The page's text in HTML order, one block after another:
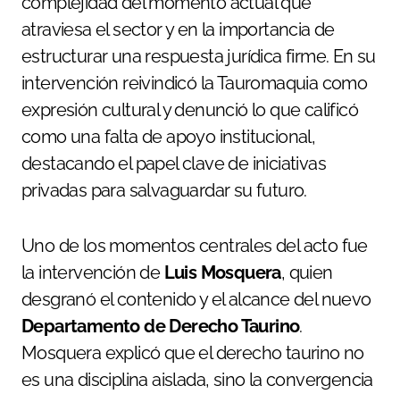
atraviesa el sector y en la importancia de
estructurar una respuesta jurídica firme. En su
intervención reivindicó la Tauromaquia como
expresión cultural y denunció lo que calificó
como una falta de apoyo institucional,
destacando el papel clave de iniciativas
privadas para salvaguardar su futuro.
Uno de los momentos centrales del acto fue
la intervención de Luis Mosquera, quien
desgranó el contenido y el alcance del nuevo
Departamento de Derecho Taurino.
Mosquera explicó que el derecho taurino no
es una disciplina aislada, sino la convergencia